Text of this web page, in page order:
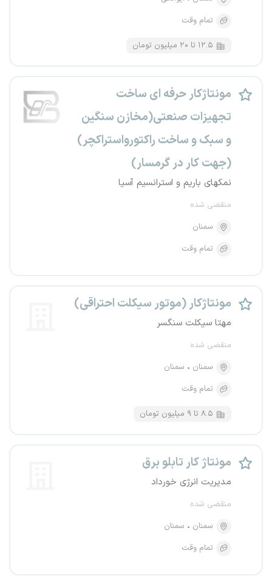
تمام وقت
۱۲.۵ تا ۲۰ میلیون تومان
مونتاژکار حرفه ای ساخت
تجهیزات صنعتی(مخازن سنگین
و سبک و ساخت راکتورواستراکچر)
(جهت کار در گرمسار)
نمکهای باریم و استرانسیم آسیا
منقضی شده
سمنان
تمام وقت
مونتاژکار (موتور سیکلت احتراقی)
مهتا سیکلت سنگسر
منقضی شده
سمنان
سمنان
تمام وقت
۸.۵ تا ۹ میلیون تومان
مونتاژ کار تابلو برق
مدیریت انرژی خورداد
منقضی شده
سمنان
سمنان
تمام وقت